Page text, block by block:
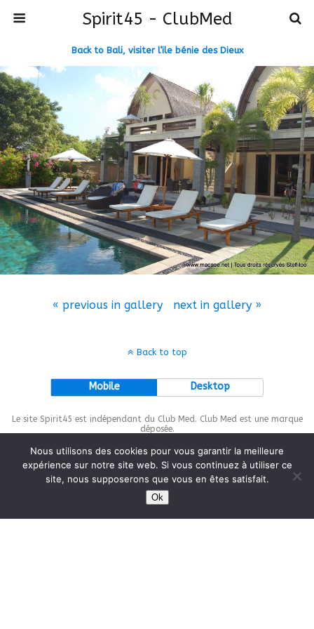
Spirit45 - ClubMed
Back to Bali, visiter l’ile bénie des Dieux
« previous in gallery next in gallery »
Back to top
Mobile Desktop
Le site Spirit45 est indépendant du Club Med. Club Med est une marque
déposée.
This site is protected bywp-copyrightpro.com
Nous utilisons des cookies pour vous garantir la meilleure
expérience sur notre site web. Si vous continuez à utiliser ce
site, nous supposerons que vous en êtes satisfait.
Ok